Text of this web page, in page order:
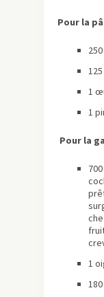
Pour la
1
1
Pour la
1